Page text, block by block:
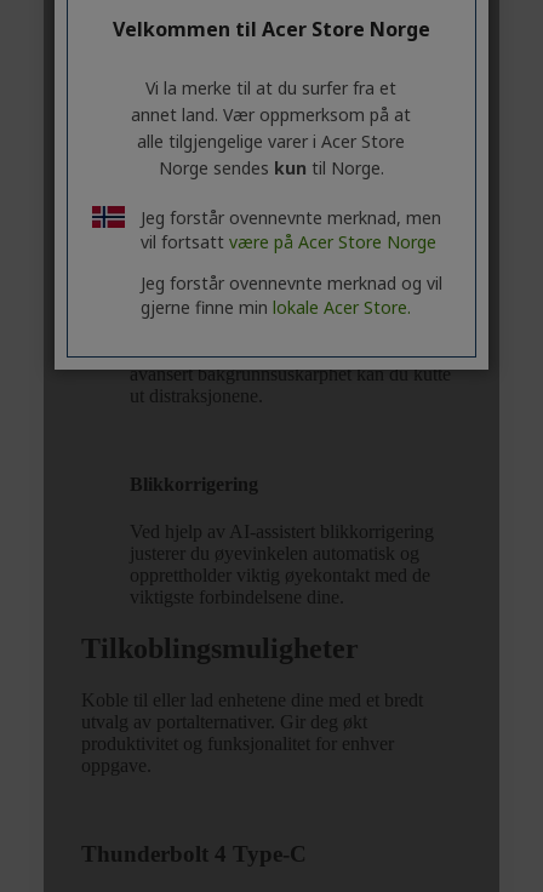
Velkommen til Acer Store Norge
Vi la merke til at du surfer fra et
annet land. Vær oppmerksom på at
alle tilgjengelige varer i Acer Store
Norge sendes kun til Norge.
Jeg forstår ovennevnte merknad, men
vil fortsatt være på Acer Store Norge
Jeg forstår ovennevnte merknad og vil
gjerne finne min lokale Acer Store.